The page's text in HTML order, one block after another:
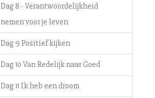
Dag 8 - Verantwoordelijkheid
nemen voor je leven
Dag 9 Positief kijken
Dag 10 Van Redelijk naar Goed
Dag 11 Ik heb een droom